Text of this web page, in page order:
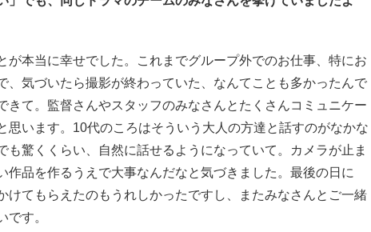
が本当に幸せでした。これまでグループ外でのお仕事、特にお
、気づいたら撮影が終わっていた、なんてことも多かったんで
きて。監督さんやスタッフのみなさんとたくさんコミュニケー
思います。10代のころはそういう大人の方達と話すのがなかな
驚くくらい、自然に話せるようになっていて。カメラが止ま
作品を作るうえで大事なんだなと気づきました。最後の日に
けてもらえたのもうれしかったですし、またみなさんとご一緒
です。